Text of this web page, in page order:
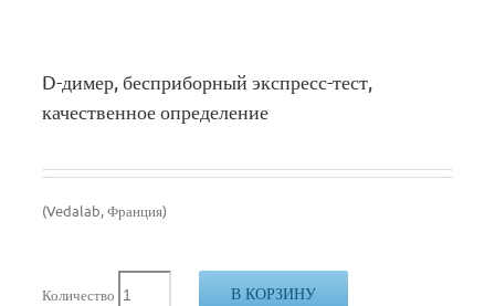
D-димер, бесприборный экспресс-тест,
качественное определение
(Vedalab, Франция)
Количество В КОРЗИНУ